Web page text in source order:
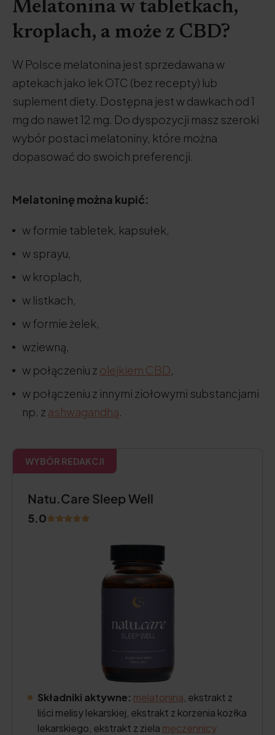
Melatonina w tabletkach,
kroplach, a może z CBD?
W Polsce melatonina jest sprzedawana w
aptekach jako lek OTC (bez recepty) lub
suplement diety. Dostępna jest w dawkach od 1
mg do nawet 12 mg. Do dyspozycji masz szeroki
wybór postaci melatoniny, które można
dopasować do swoich preferencji.
Melatoninę można kupić:
w formie tabletek, kapsułek,
w sprayu,
w kroplach,
w listkach,
w formie żelek,
wziewną,
w połączeniu z olejkiem CBD,
w połączeniu z innymi ziołowymi substancjami
np. z ashwagandhą.
WYBÓR REDAKCJI
Natu.Care Sleep Well
5.0
Składniki aktywne: melatonina , ekstrakt z
liści melisy lekarskiej, ekstrakt z korzenia kozłka
lekarskiego, ekstrakt z ziela męczennicy